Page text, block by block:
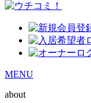
MENU
about